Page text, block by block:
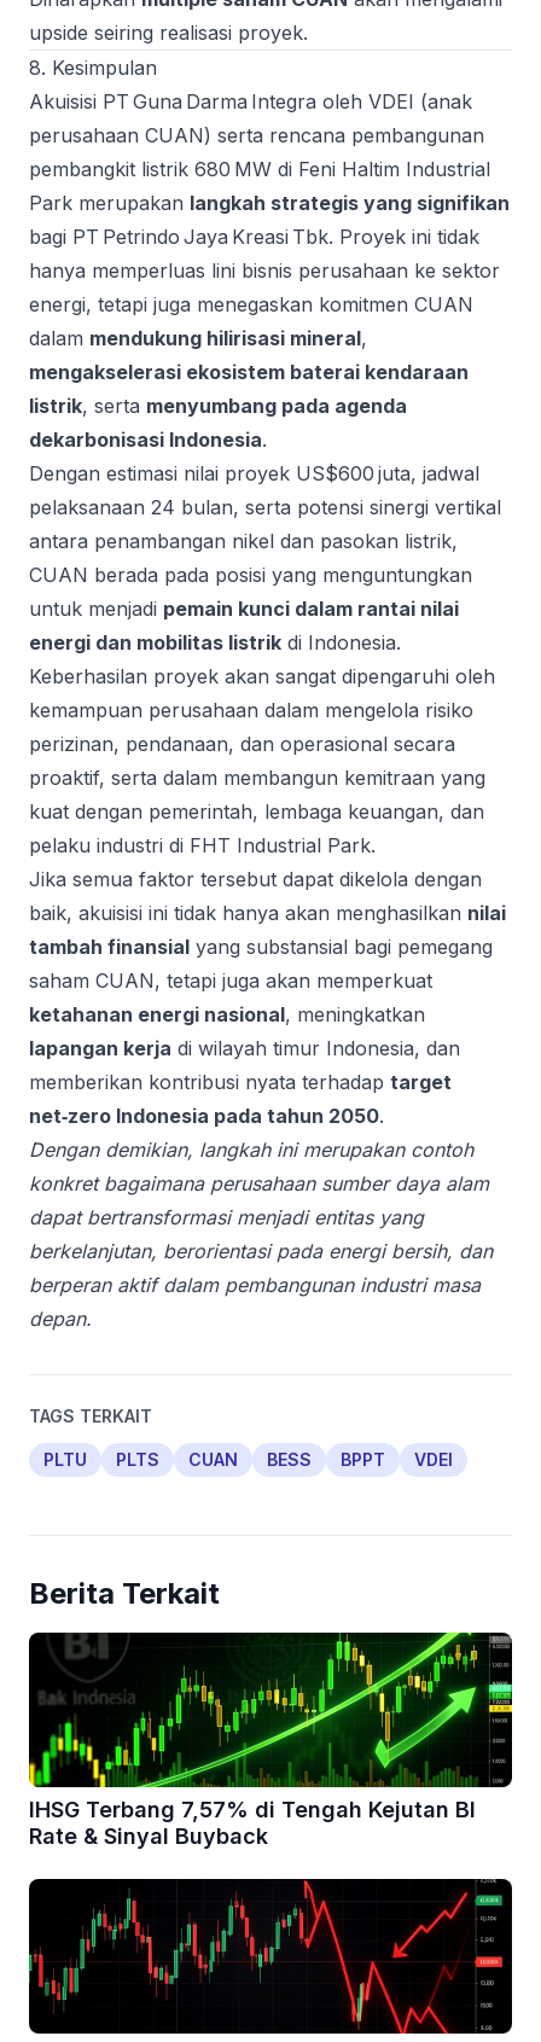
upside seiring realisasi proyek.
8. Kesimpulan
Akuisisi PT Guna Darma Integra oleh VDEI (anak
perusahaan CUAN) serta rencana pembangunan
pembangkit listrik 680 MW di Feni Haltim Industrial
Park merupakan langkah strategis yang signifikan
bagi PT Petrindo Jaya Kreasi Tbk. Proyek ini tidak
hanya memperluas lini bisnis perusahaan ke sektor
energi, tetapi juga menegaskan komitmen CUAN
dalam mendukung hilirisasi mineral,
mengakselerasi ekosistem baterai kendaraan
listrik, serta menyumbang pada agenda
dekarbonisasi Indonesia.
Dengan estimasi nilai proyek US$600 juta, jadwal
pelaksanaan 24 bulan, serta potensi sinergi vertikal
antara penambangan nikel dan pasokan listrik,
CUAN berada pada posisi yang menguntungkan
untuk menjadi pemain kunci dalam rantai nilai
energi dan mobilitas listrik di Indonesia.
Keberhasilan proyek akan sangat dipengaruhi oleh
kemampuan perusahaan dalam mengelola risiko
perizinan, pendanaan, dan operasional secara
proaktif, serta dalam membangun kemitraan yang
kuat dengan pemerintah, lembaga keuangan, dan
pelaku industri di FHT Industrial Park.
Jika semua faktor tersebut dapat dikelola dengan
baik, akuisisi ini tidak hanya akan menghasilkan nilai
tambah finansial yang substansial bagi pemegang
saham CUAN, tetapi juga akan memperkuat
ketahanan energi nasional, meningkatkan
lapangan kerja di wilayah timur Indonesia, dan
memberikan kontribusi nyata terhadap target
net‑zero Indonesia pada tahun 2050.
Dengan demikian, langkah ini merupakan contoh
konkret bagaimana perusahaan sumber daya alam
dapat bertransformasi menjadi entitas yang
berkelanjutan, berorientasi pada energi bersih, dan
berperan aktif dalam pembangunan industri masa
depan.
TAGS TERKAIT
PLTU PLTS CUAN BESS BPPT VDEI
Berita Terkait
IHSG Terbang 7,57% di Tengah Kejutan BI
Rate & Sinyal Buyback